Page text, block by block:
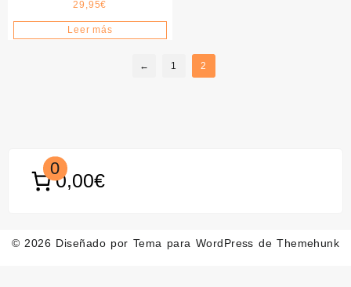
29,95€
Leer más
← 1 2
0
0,00€
© 2026 Diseñado por Tema para WordPress de Themehunk